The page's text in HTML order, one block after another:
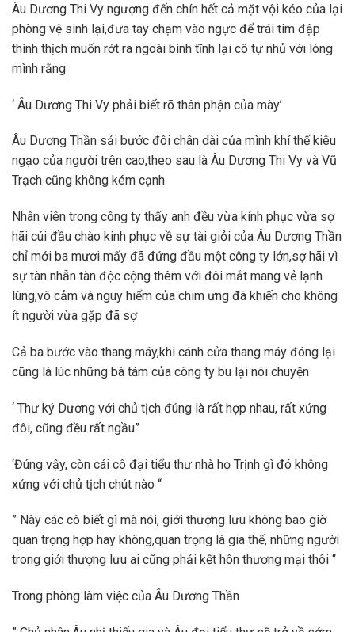
Âu Dương Thi Vy ngượng đến chín hết cả mặt vội kéo của lại
phòng vệ sinh lại,đưa tay chạm vào ngực để trái tim đập
thình thịch muốn rớt ra ngoài bình tĩnh lại cô tự nhủ với lòng
mình rằng
‘ Âu Dương Thi Vy phải biết rõ thân phận của mày’
Âu Dương Thần sải bước đôi chân dài của mình khí thế kiêu
ngạo của người trên cao,theo sau là Âu Dương Thi Vy và Vũ
Trạch cũng không kém cạnh
Nhân viên trong công ty thấy anh đều vừa kính phục vừa sợ
hãi cúi đầu chào kinh phục về sự tài giỏi của Âu Dương Thần
chỉ mới ba mươi mấy đã đứng đầu một công ty lớn,sợ hãi vì
sự tàn nhẫn tàn độc cộng thêm với đôi mắt mang vẻ lạnh
lùng,vô cảm và nguy hiểm của chim ưng đã khiến cho không
ít người vừa gặp đã sợ
Cả ba bước vào thang máy,khi cánh cửa thang máy đóng lại
cũng là lúc những bà tám của công ty bu lại nói chuyện
‘ Thư ký Dương với chủ tịch đúng là rất hợp nhau, rất xứng
đôi, cũng đều rất ngầu”
‘Đúng vậy, còn cái cô đại tiểu thư nhà họ Trịnh gì đó không
xứng với chủ tịch chút nào “
” Này các cô biết gì mà nói, giới thượng lưu không bao giờ
quan trọng hợp hay không,quan trọng là gia thế, những người
trong giới thượng lưu ai cũng phải kết hôn thương mại thôi “
Trong phòng làm việc của Âu Dương Thần